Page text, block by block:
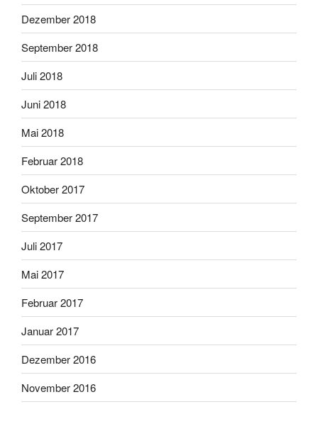
Dezember 2018
September 2018
Juli 2018
Juni 2018
Mai 2018
Februar 2018
Oktober 2017
September 2017
Juli 2017
Mai 2017
Februar 2017
Januar 2017
Dezember 2016
November 2016